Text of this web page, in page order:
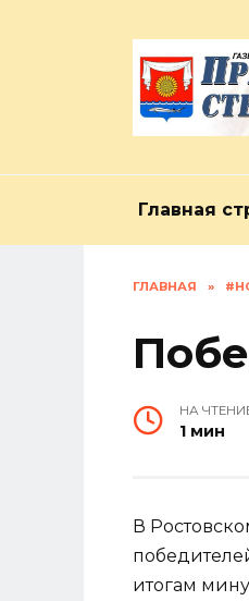
Главная
ГЛАВНАЯ »
НА
1 мин
В
итогам